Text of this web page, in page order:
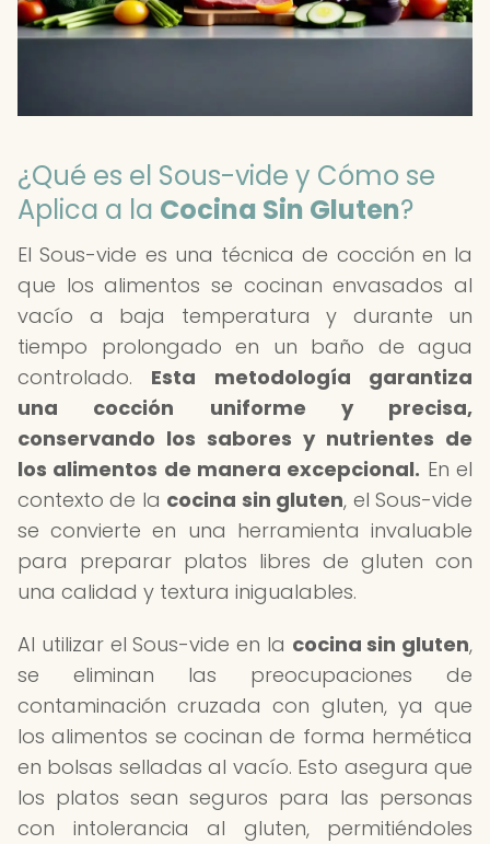
¿Qué es el Sous-vide y Cómo se
Aplica a la Cocina Sin Gluten?
El Sous-vide es una técnica de cocción en la
que los alimentos se cocinan envasados al
vacío a baja temperatura y durante un
tiempo prolongado en un baño de agua
controlado. Esta metodología garantiza
una cocción uniforme y precisa,
conservando los sabores y nutrientes de
los alimentos de manera excepcional. En el
contexto de la cocina sin gluten, el Sous-vide
se convierte en una herramienta invaluable
para preparar platos libres de gluten con
una calidad y textura inigualables.
Al utilizar el Sous-vide en la cocina sin gluten,
se eliminan las preocupaciones de
contaminación cruzada con gluten, ya que
los alimentos se cocinan de forma hermética
en bolsas selladas al vacío. Esto asegura que
los platos sean seguros para las personas
con intolerancia al gluten, permitiéndoles